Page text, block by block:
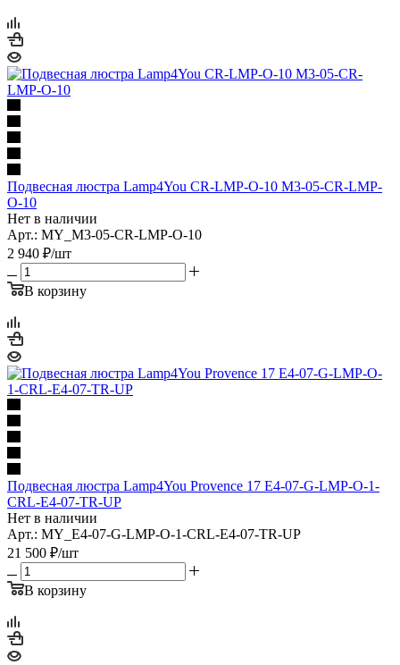
Подвесная люстра Lamp4You CR-LMP-O-10 M3-05-CR-LMP-
O-10
Нет в наличии
Арт.: MY_M3-05-CR-LMP-O-10
2 940 ₽/шт
В корзину
Подвесная люстра Lamp4You Provence 17 E4-07-G-LMP-O-1-
CRL-E4-07-TR-UP
Нет в наличии
Арт.: MY_E4-07-G-LMP-O-1-CRL-E4-07-TR-UP
21 500 ₽/шт
В корзину